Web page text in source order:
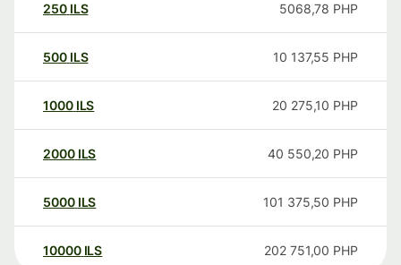
250 ILS 5068,78 PHP
500 ILS 10 137,55 PHP
1000 ILS 20 275,10 PHP
2000 ILS 40 550,20 PHP
5000 ILS 101 375,50 PHP
10000 ILS 202 751,00 PHP